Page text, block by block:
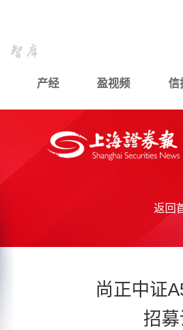
产经 盈视频 信
返回
尚正中证
招